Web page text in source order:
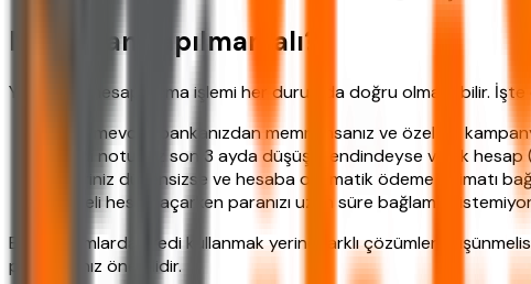
Ne Zaman Yapılmamalı?
Yapı Kredi hesap açma işlemi her durumda doğru olmayabilir.
Eğer mevcut bankanızdan memnunsanız ve özel bir
Kredi notunuz son 3 ayda düşüş trendindeyse ve ek
Geliriniz düzensizse ve hesaba otomatik ödeme talimatı
Vadeli hesap açarken paranızı uzun süre bağlamak
Bazı durumlarda kredi kullanmak yerine farklı çözümler
planlamanız önemlidir.